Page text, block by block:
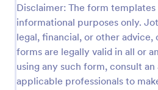
Disclaimer: The form
informational purposes only.
legal, financial, or other
forms are legally valid in all or
using any such form, consult
applicable professionals to